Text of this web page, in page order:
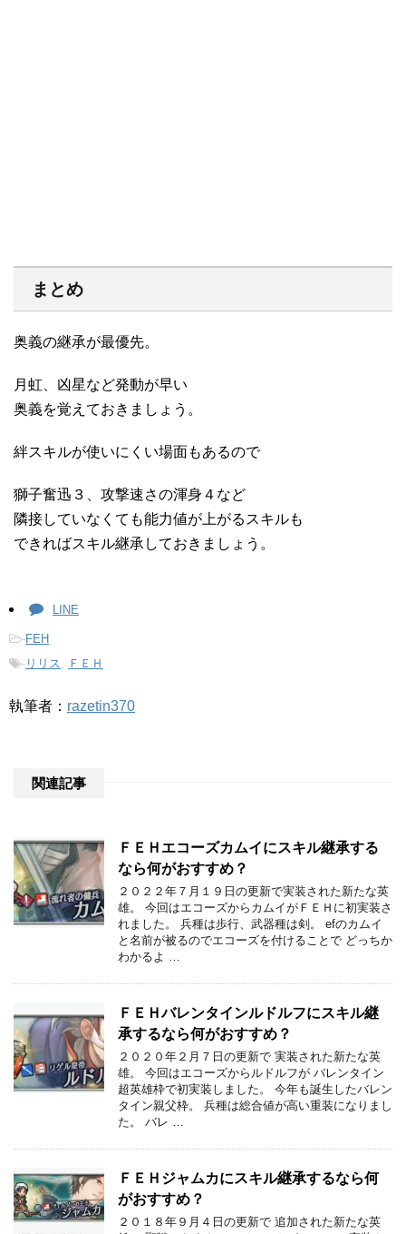
まとめ
奥義の継承が最優先。
月虹、凶星など発動が早い
奥義を覚えておきましょう。
絆スキルが使いにくい場面もあるので
獅子奮迅３、攻撃速さの渾身４など
隣接していなくても能力値が上がるスキルも
できればスキル継承しておきましょう。
LINE
-FEH
- リリス ＦＥＨ
執筆者： razetin370
関連記事
ＦＥＨエコーズカムイにスキル継承する
なら何がおすすめ？
２０２２年７月１９日の更新で実装された新たな英
雄。 今回はエコーズからカムイがＦＥＨに初実装さ
れました。 兵種は歩行、武器種は剣。 efのカムイ
と名前が被るのでエコーズを付けることで どっちか
わかるよ …
ＦＥＨバレンタインルドルフにスキル継
承するなら何がおすすめ？
２０２０年２月７日の更新で 実装された新たな英
雄。 今回はエコーズからルドルフが バレンタイン
超英雄枠で初実装しました。 今年も誕生したバレン
タイン親父枠。 兵種は総合値が高い重装になりまし
た。 バレ …
ＦＥＨジャムカにスキル継承するなら何
がおすすめ？
２０１８年９月４日の更新で 追加された新たな英